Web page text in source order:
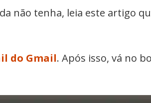
não tenha, leia este artigo
do Gmail. Após isso, vá no